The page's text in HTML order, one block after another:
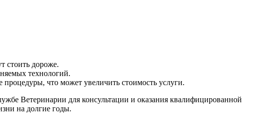
стоить дороже.
технологий.
что может увеличить стоимость услуги.
Ветеринарии для консультации и оказания квалифицированной
на долгие годы.